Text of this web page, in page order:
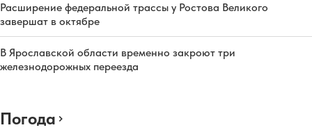
Расширение федеральной трассы у Ростова Великого
завершат в октябре
В Ярославской области временно закроют три
железнодорожных переезда
Погода